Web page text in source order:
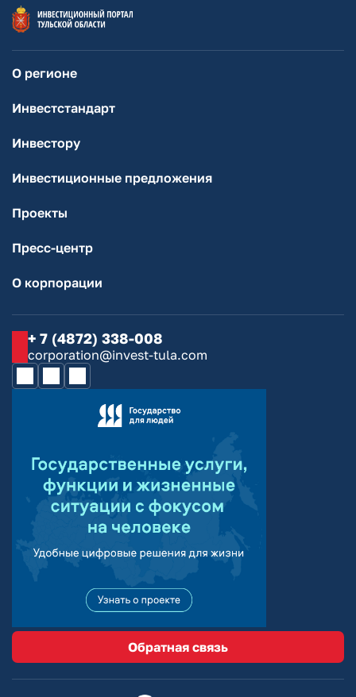
О регионе
Инвестстандарт
Инвестору
Инвестиционные предложения
Проекты
Пресс-центр
О корпорации
+ 7 (4872) 338-008
corporation@invest-tula.com
Обратная связь